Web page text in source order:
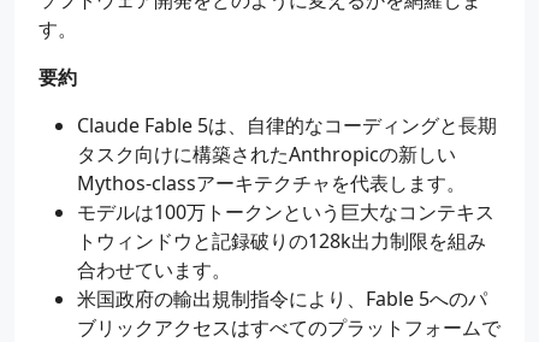
す。
要約
Claude Fable 5は、自律的なコーディングと長期
タスク向けに構築されたAnthropicの新しい
Mythos-classアーキテクチャを代表します。
モデルは100万トークンという巨大なコンテキス
トウィンドウと記録破りの128k出力制限を組み
合わせています。
米国政府の輸出規制指令により、Fable 5へのパ
ブリックアクセスはすべてのプラットフォームで